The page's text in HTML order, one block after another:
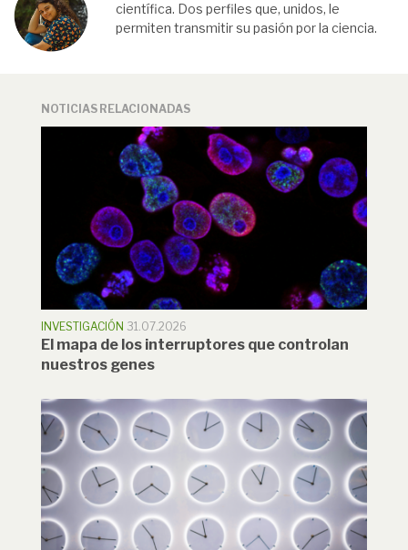
científica. Dos perfiles que, unidos, le
permiten transmitir su pasión por la ciencia.
NOTICIAS RELACIONADAS
INVESTIGACIÓN 31.07.2026
El mapa de los interruptores que controlan
nuestros genes